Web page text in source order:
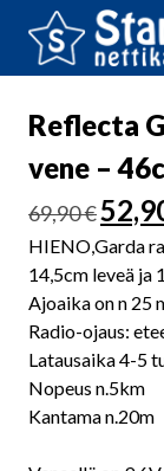
Reflecta
vene –
69,90€
hinta
oli:
69,90 €.
HIENO,Garda
14,5cm leveä ja
Ajoaika on n 25
Radio-ojaus:
Latausaika 4-5
Nopeus n.5km
Kantama n.20m